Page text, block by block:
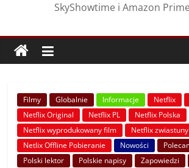
SkyShowtime i Amazon
Filmy Globalnie Informacje Netflix
Netflix Original
Netflix PL Netflix Polska
Netflix wyprodukowany film
Netflix zwiastuny
Netlix Offline Pobieranie
Nowości
Polski lektor
Polskie napisy Zapowiedzi